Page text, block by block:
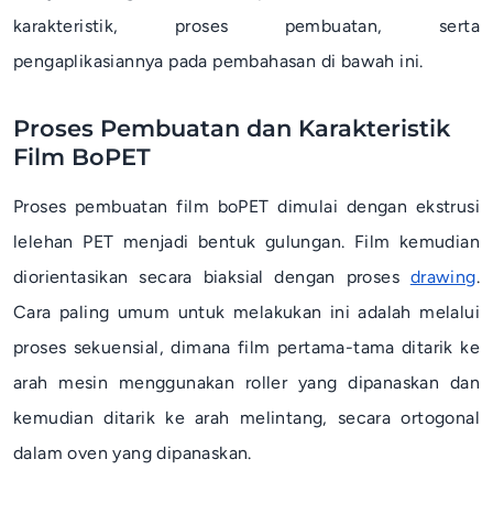
karakteristik, proses pembuatan, serta
pengaplikasiannya pada pembahasan di bawah ini.
Proses Pembuatan dan Karakteristik
Film BoPET
Proses pembuatan film boPET dimulai dengan ekstrusi
lelehan PET menjadi bentuk gulungan. Film kemudian
diorientasikan secara biaksial dengan proses drawing.
Cara paling umum untuk melakukan ini adalah melalui
proses sekuensial, dimana film pertama-tama ditarik ke
arah mesin menggunakan roller yang dipanaskan dan
kemudian ditarik ke arah melintang, secara ortogonal
dalam oven yang dipanaskan.